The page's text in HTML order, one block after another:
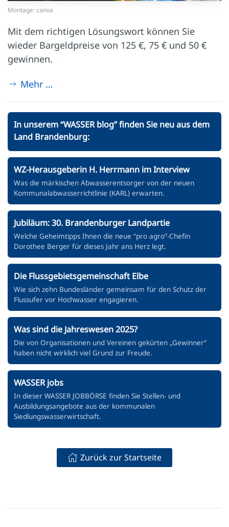
Montage: canva
Mit dem richtigen Lösungswort können Sie
wieder Bargeldpreise von 125 €, 75 € und 50 €
gewinnen.
Mehr …
In unserem “WASSER blog” finden Sie neu aus dem
Land Brandenburg:
WZ-Herausgeberin H. Herrmann im Interview
Was die märkischen Abwasserentsorger von der neuen
Kommunalabwasserrichtlinie (KARL) erwarten.
Jubiläum: 30. Brandenburger Landpartie
Welche Geheimtipps Ihnen die neue “pro agro”-Chefin
Dorothee Berger für dieses Jahr ans Herz legt.
Die Flussgebietsgemeinschaft Elbe
Wie sich zehn Bundesländer gemeinsam für den Schutz der
Flussufer vor Hochwasser engagieren.
Was sind die Jahreswesen 2025?
Die von Organisationen und Vereinen gekürten „Gewinner“
haben nicht wirklich viel Grund zur Freude.
WASSER jobs
In dieser WASSER JOBBÖRSE finden Sie Stellen- und
Ausbildungsangebote aus der kommunalen
Siedlungswasserwirtschaft.
Zurück zur Startseite